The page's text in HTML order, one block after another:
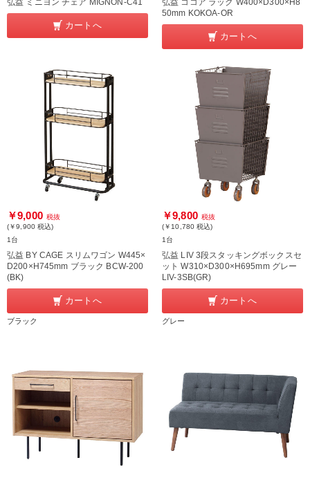
カートへ
50mm KOKOA-OR
カートへ
￥9,000 税抜
(￥9,900 税込)
1台
弘益 BY CAGE スリムワゴン W445×
D200×H745mm ブラック BCW-200
(BK)
カートへ
ブラック
￥9,800 税抜
(￥10,780 税込)
1台
弘益 LIV 3段スタッキングボックスセ
ット W310×D300×H695mm グレー
LIV-3SB(GR)
カートへ
グレー